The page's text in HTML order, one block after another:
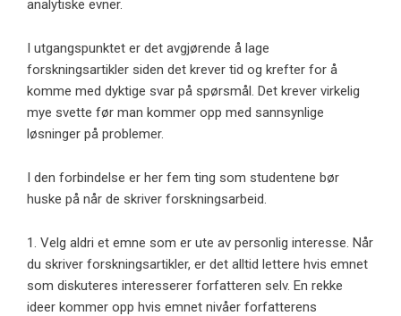
analytiske evner.
I utgangspunktet er det avgjørende å lage
forskningsartikler siden det krever tid og krefter for å
komme med dyktige svar på spørsmål. Det krever virkelig
mye svette før man kommer opp med sannsynlige
løsninger på problemer.
I den forbindelse er her fem ting som studentene bør
huske på når de skriver forskningsarbeid.
1. Velg aldri et emne som er ute av personlig interesse. Når
du skriver forskningsartikler, er det alltid lettere hvis emnet
som diskuteres interesserer forfatteren selv. En rekke
ideer kommer opp hvis emnet nivåer forfatterens